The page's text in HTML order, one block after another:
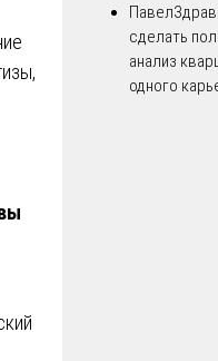
Павел
сделать
анализ
одного